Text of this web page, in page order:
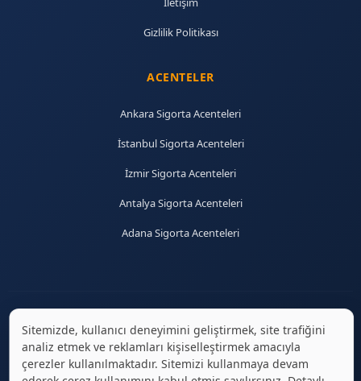
Gizlilik Politikası
ACENTELER
Ankara Sigorta Acenteleri
İstanbul Sigorta Acenteleri
İzmir Sigorta Acenteleri
Antalya Sigorta Acenteleri
Adana Sigorta Acenteleri
© 2026 sigortaciplus.com | Tüm hakları saklıdır.
Sitemizde, kullanıcı deneyimini geliştirmek, site trafiğini
analiz etmek ve reklamları kişiselleştirmek amacıyla
çerezler kullanılmaktadır. Sitemizi kullanmaya devam